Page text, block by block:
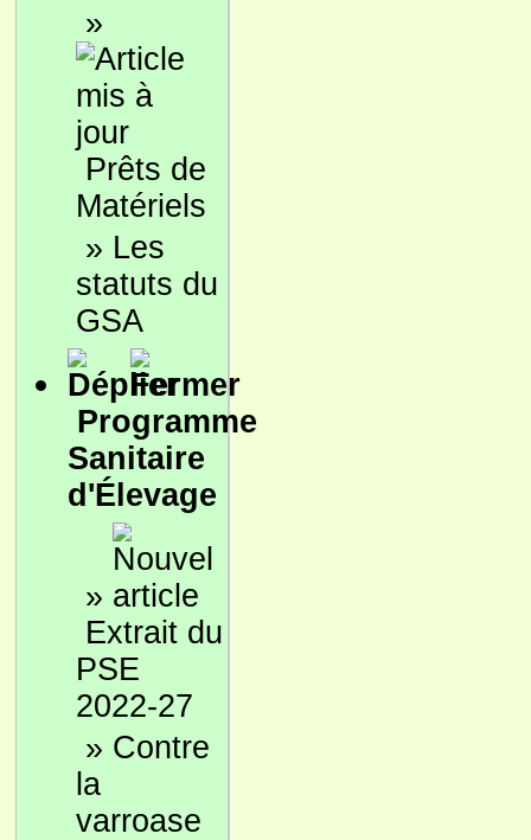
»
Prêts de
Matériels
» Les
statuts du
GSA
Programme
Sanitaire
d'Élevage
»
Extrait du
PSE
2022-27
» Contre
la
varroase